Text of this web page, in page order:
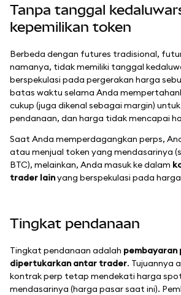
Tanpa tanggal
kepemilikan token
Berbeda dengan futures tradisional,
namanya, tidak memiliki tanggal
berspekulasi pada pergerakan harga
batas waktu selama Anda
cukup (juga dikenal sebagai margin)
pendanaan, dan harga tidak mencapai
Saat Anda memperdagangkan perps,
atau menjual token yang mendasarinya
BTC), melainkan, Anda masuk ke dalam
trader lainyang berspekulasi pada
Tingkat pendanaan
Tingkat pendanaan adalah pembayaran
dipertukarkan antar trader. Tujuannya
kontrak perp tetap mendekati harga
mendasarinya (harga pasar saat ini).